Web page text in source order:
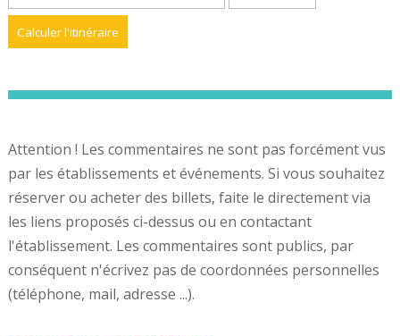
Attention ! Les commentaires ne sont pas forcément vus
par les établissements et événements. Si vous souhaitez
réserver ou acheter des billets, faite le directement via
les liens proposés ci-dessus ou en contactant
l'établissement. Les commentaires sont publics, par
conséquent n'écrivez pas de coordonnées personnelles
(téléphone, mail, adresse ...).